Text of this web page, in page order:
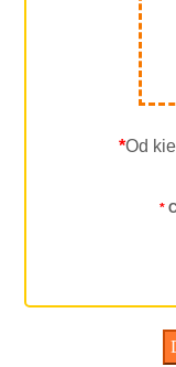
*Od
*